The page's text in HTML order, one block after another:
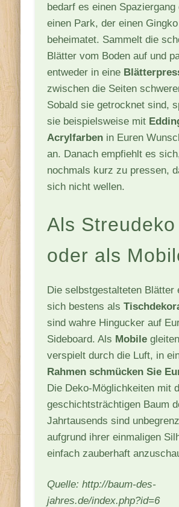
bedarf es einen Spaziergang
einen Park, der einen
beheimatet. Sammelt die
Blätter vom Boden auf und
entweder in eine
zwischen die Seiten
Sobald sie getrocknet sind,
sie beispielsweise mit
Acrylfarben in Euren
an. Danach empfiehlt es
nochmals kurz zu pressen,
sich nicht wellen.
Als Streudeko
oder als
Die selbstgestalteten Blätter
sich bestens als
sind wahre Hingucker auf
Sideboard. Als Mobile
verspielt durch die Luft, in
Rahmen schmücken Sie
Die Deko-Möglichkeiten mit
geschichtsträchtigen Baum
Jahrtausends sind
aufgrund ihrer einmaligen
einfach zauberhaft
Quelle: http://baum-des-
jahres.de/index.php?id=6